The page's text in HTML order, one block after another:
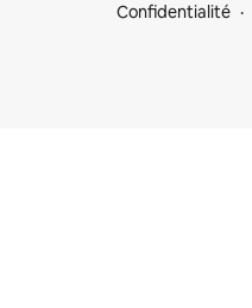
Confidentialité